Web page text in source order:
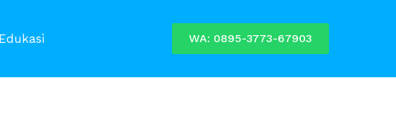
Edukasi WA: 0895-3773-67903